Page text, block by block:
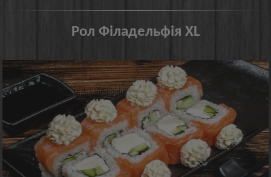
Рол Філадельфія XL